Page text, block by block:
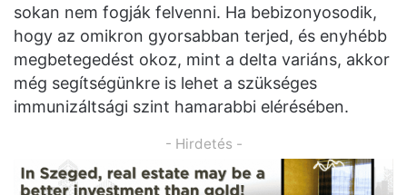
sokan nem fogják felvenni. Ha bebizonyosodik,
hogy az omikron gyorsabban terjed, és enyhébb
megbetegedést okoz, mint a delta variáns, akkor
még segítségünkre is lehet a szükséges
immunizáltsági szint hamarabbi elérésében.
- Hirdetés -